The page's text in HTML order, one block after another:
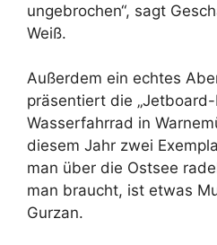
ungebrochen“, sagt
Weiß.
Außerdem ein echtes
präsentiert die „Jetboard-
Wasserfahrrad in
diesem Jahr zwei
man über die Ostsee
man braucht, ist etwas
Gurzan.